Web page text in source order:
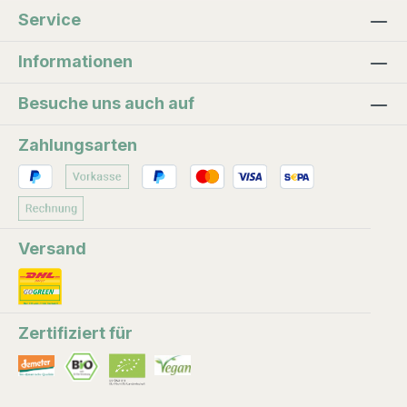
Duftöl für Parfum, Kerzen, Tabak. In Südamerika
heilende Kräfte zugesprochen.
Service
Informationen
Besuche uns auch auf
Zahlungsarten
Versand
Zertifiziert für